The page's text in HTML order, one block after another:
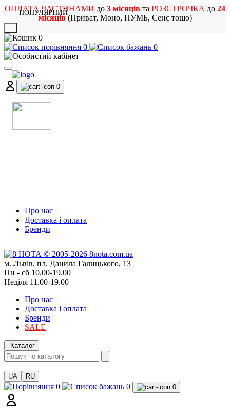
ОПЛАТА ЧАСТИНАМИ до 3 місяців та РОЗСТРОЧКА до 24
місяців(Приват, Моно, ПУМБ, Сенс тощо)
0
0
0
0
Про нас
Доставка і оплата
Бренди
м. Львів, пл. Данила Галицького, 13
Пн - сб 10.00-19.00
Неділя 11.00-19.00
Про нас
Доставка і оплата
Бренди
SALE
Каталог
UA RU
0 0 0
ПОПУЛЯРНИЙ